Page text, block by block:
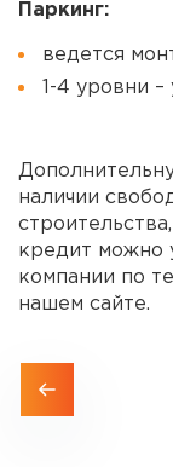
Паркинг:
ведется
1-4 уровни
наличии
кредит можно
компании по
нашем сайте.